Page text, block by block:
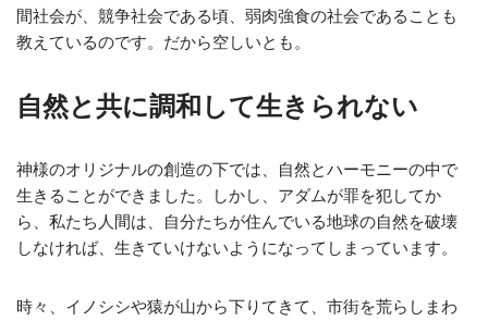
間社会が、競争社会である頃、弱肉強食の社会であることも
教えているのです。だから空しいとも。
自然と共に調和して生きられない
神様のオリジナルの創造の下では、自然とハーモニーの中で
生きることができました。しかし、アダムが罪を犯してか
ら、私たち人間は、自分たちが住んでいる地球の自然を破壊
しなければ、生きていけないようになってしまっています。
時々、イノシシや猿が山から下りてきて、市街を荒らしまわ